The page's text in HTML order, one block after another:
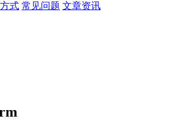
式 常见问题 文章资讯